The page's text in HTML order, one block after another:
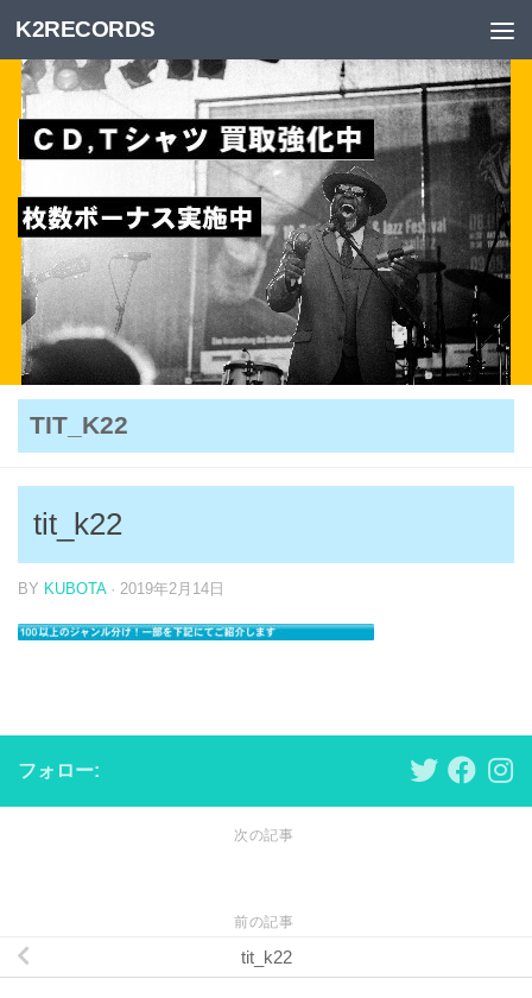
Skip to content
K2RECORDS
TIT_K22
tit_k22
BY KUBOTA · 2019年2月14日
フォロー:
次の記事
前の記事
tit_k22